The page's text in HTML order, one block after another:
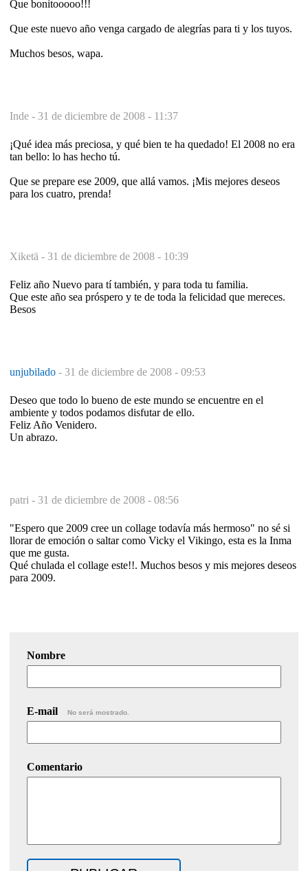
Que bonitooooo!!!
Que este nuevo año venga cargado de alegrías para ti y los tuyos.
Muchos besos, wapa.
Inde - 31 de diciembre de 2008 - 11:37
¡Qué idea más preciosa, y qué bien te ha quedado! El 2008 no era
tan bello: lo has hecho tú.
Que se prepare ese 2009, que allá vamos. ¡Mis mejores deseos
para los cuatro, prenda!
Xiketä - 31 de diciembre de 2008 - 10:39
Feliz año Nuevo para tí también, y para toda tu familia.
Que este año sea próspero y te de toda la felicidad que mereces.
Besos
unjubilado - 31 de diciembre de 2008 - 09:53
Deseo que todo lo bueno de este mundo se encuentre en el
ambiente y todos podamos disfutar de ello.
Feliz Año Venidero.
Un abrazo.
patri - 31 de diciembre de 2008 - 08:56
"Espero que 2009 cree un collage todavía más hermoso" no sé si
llorar de emoción o saltar como Vicky el Vikingo, esta es la Inma
que me gusta.
Qué chulada el collage este!!. Muchos besos y mis mejores deseos
para 2009.
Nombre
E-mail No será mostrado.
Comentario